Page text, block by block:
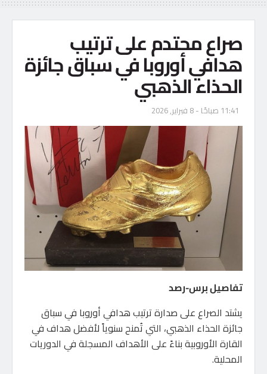
صراع محتدم على ترتيب
هدافي أوروبا في سباق جائزة
الحذاء الذهبي
11:41 صباحًا - 8 فبراير, 2026
تفاصيل برس-رصد
يشتد الصراع على صدارة ترتيب هدافي أوروبا في سباق
جائزة الحذاء الذهبي، التي تُمنح سنوياً لأفضل هداف في
القارة الأوروبية بناءً على الأهداف المسجلة في الدوريات
المحلية.